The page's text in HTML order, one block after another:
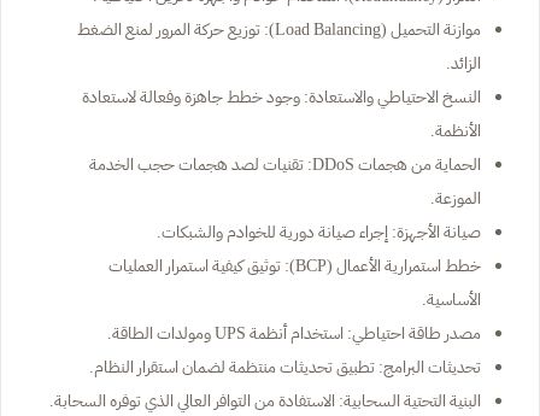
موازنة التحميل (Load Balancing): توزيع حركة المرور لمنع الضغط
الزائد.
النسخ الاحتياطي والاستعادة: وجود خطط جاهزة وفعالة لاستعادة
الأنظمة.
الحماية من هجمات DDoS: تقنيات لصد هجمات حجب الخدمة
الموزعة.
صيانة الأجهزة: إجراء صيانة دورية للخوادم والشبكات.
خطط استمرارية الأعمال (BCP): توثيق كيفية استمرار العمليات
الأساسية.
مصدر طاقة احتياطي: استخدام أنظمة UPS ومولدات الطاقة.
تحديثات البرامج: تطبيق تحديثات منتظمة لضمان استقرار النظام.
البنية التحتية السحابية: الاستفادة من التوافر العالي الذي توفره السحابة.